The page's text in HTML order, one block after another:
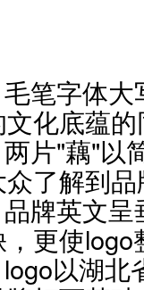
毛笔字体
文化底蕴
两片"藕"以
众了解到
品牌英文
，更使
logo以湖